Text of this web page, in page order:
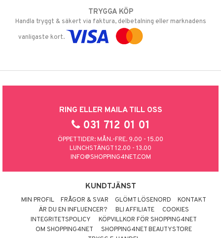
TRYGGA KÖP
Handla tryggt & säkert via faktura, delbetalning eller marknadens
vanligaste kort.
RING ELLER MAILA TILL OSS
031 712 01 01
ÖPPETTIDER: MÅN.-FRE. 9.00 - 15.00
LUNCHSTÄNGT 12.00 - 13.00
INFO@SHOPPING4NET.COM
KUNDTJÄNST
MIN PROFIL FRÅGOR & SVAR GLÖMT LÖSENORD
KONTAKT
ÄR DU EN INFLUENCER?
BLI AFFILIATE
COOKIES
INTEGRITETSPOLICY
KÖPVILLKOR FÖR SHOPPING4NET
OM SHOPPING4NET
SHOPPING4NET BEAUTYSTORE